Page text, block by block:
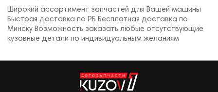
Широкий ассортимент запчастей для Вашей машины
Быстрая доставка по РБ Бесплатная доставка по
Минску Возможность заказать любые отсутствующие
кузовные детали по индивидуальным желаниям